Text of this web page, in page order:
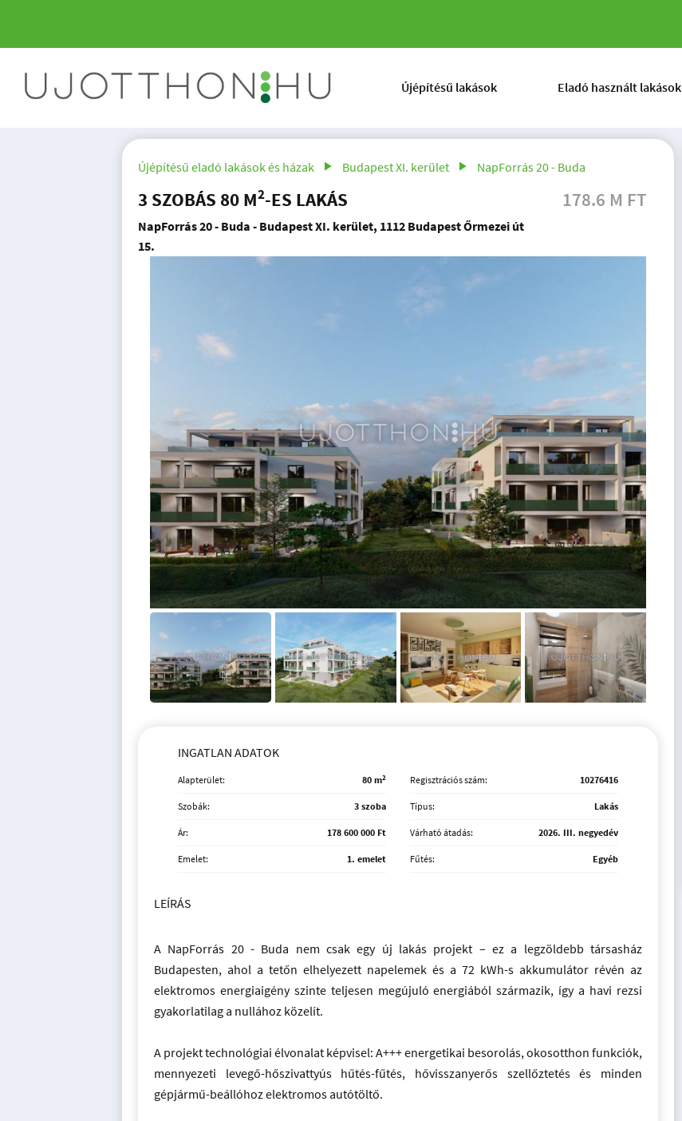
Újépítésű lakások Eladó használt lakások
Újépítésű eladó lakások és házak Budapest XI. kerület NapForrás 20 - Buda
3 SZOBÁS 80 M2-ES LAKÁS
NapForrás 20 - Buda - Budapest XI. kerület, 1112 Budapest Őrmezei út
15.
178.6 M FT
INGATLAN ADATOK
Alapterület: 80 m2 Regisztrációs szám: 10276416
Szobák: 3 szoba Típus: Lakás
Ár: 178 600 000 Ft Várható átadás: 2026. III. negyedév
Emelet: 1. emelet Fűtés: Egyéb
LEÍRÁS
A NapForrás 20 - Buda nem csak egy új lakás projekt – ez a legzöldebb társasház
Budapesten, ahol a tetőn elhelyezett napelemek és a 72 kWh-s akkumulátor révén az
elektromos energiaigény szinte teljesen megújuló energiából származik, így a havi rezsi
gyakorlatilag a nullához közelít.
A projekt technológiai élvonalat képvisel: A+++ energetikai besorolás, okosotthon funkciók,
mennyezeti levegő-hőszivattyús hűtés-fűtés, hővisszanyerős szellőztetés és minden
gépjármű-beállóhoz elektromos autótöltő.